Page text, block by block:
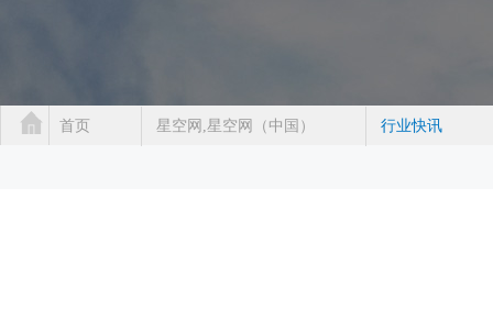
首页 星空网,星空网（中国） 行业快讯